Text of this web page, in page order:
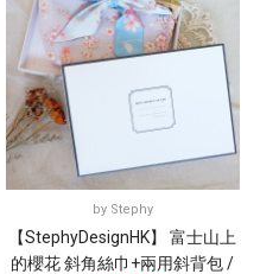
by Stephy
【StephyDesignHK】 富士山上
的櫻花 斜角絲巾+兩用斜背包 /